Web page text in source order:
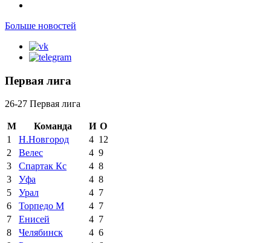
Больше новостей
Первая лига
26-27 Первая лига
М Команда И О
1
Н.Новгород 4 12
2
Велес 4 9
3
Спартак Кс 4 8
3
Уфа 4 8
5
Урал 4 7
6
Торпедо М 4 7
7
Енисей 4 7
8
Челябинск 4 6